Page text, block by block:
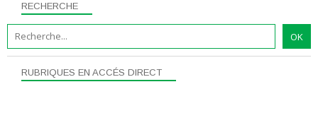
RECHERCHE
RUBRIQUES EN ACCÉS DIRECT